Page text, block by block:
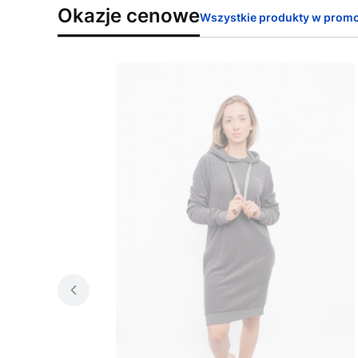
Okazje cenoweWszystkie produkty w